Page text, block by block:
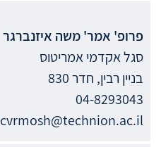
פרופ' אמר'משה איזנברגר
סגל אקדמי אמריטוס
בניין רבין, חדר 830
04-8293043
cvrmosh@technion.ac.il